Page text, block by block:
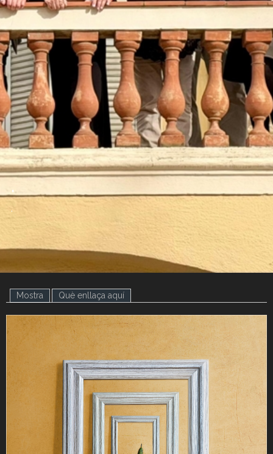
.
.
Mostra (pestanya activa)
Què enllaça aquí